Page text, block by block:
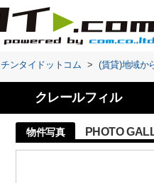
チンタイドットコム > (賃貸)地域か
クレールフィル
物件写真 PHOTO